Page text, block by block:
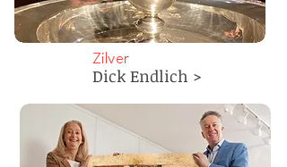
Zilver
Dick Endlich >